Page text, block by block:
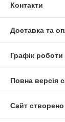
Контакти
Доставка та
Графік роботи
Повна версія
Сайт створено